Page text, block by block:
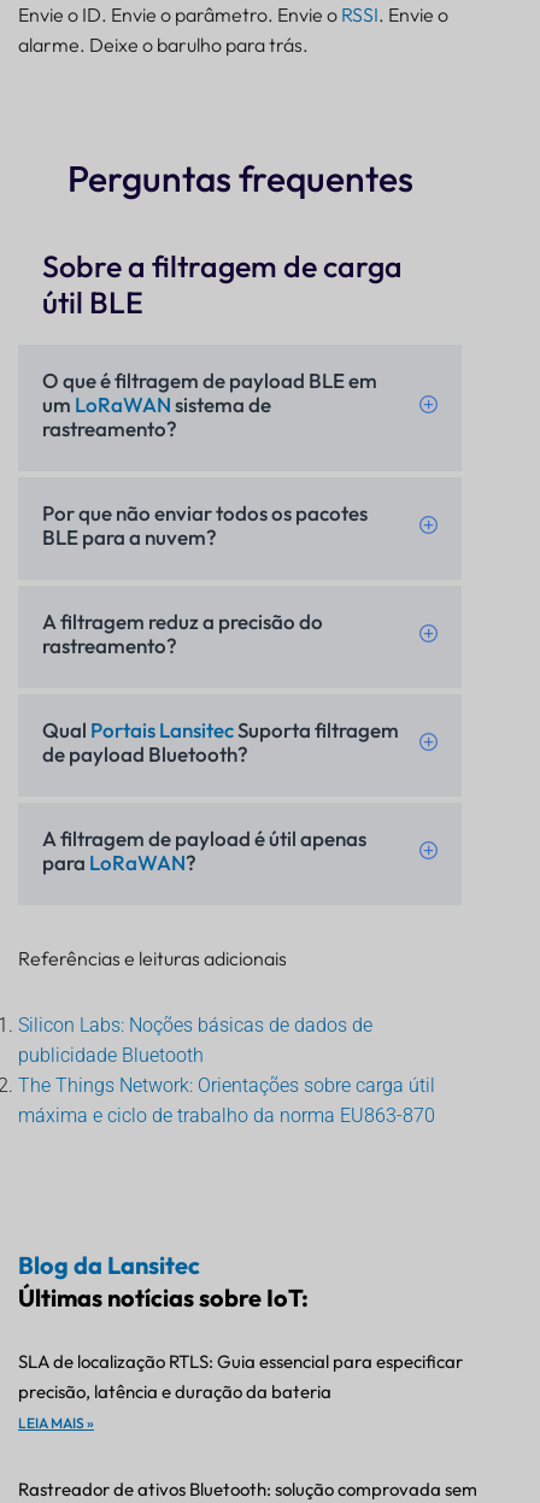
Envie o ID. Envie o parâmetro. Envie o RSSI. Envie o
alarme. Deixe o barulho para trás.
Perguntas frequentes
Sobre a filtragem de carga
útil BLE
O que é filtragem de payload BLE em
um LoRaWANsistema de
rastreamento?
Por que não enviar todos os pacotes
BLE para a nuvem?
A filtragem reduz a precisão do
rastreamento?
Qual Portais LansitecSuporta filtragem
de payload Bluetooth?
A filtragem de payload é útil apenas
para LoRaWAN?
Referências e leituras adicionais
Silicon Labs: Noções básicas de dados de
publicidade Bluetooth
The Things Network: Orientações sobre carga útil
máxima e ciclo de trabalho da norma EU863-870
Blog da Lansitec
Últimas notícias sobre IoT:
SLA de localização RTLS: Guia essencial para especificar
precisão, latência e duração da bateria
LEIA MAIS »
Rastreador de ativos Bluetooth: solução comprovada sem